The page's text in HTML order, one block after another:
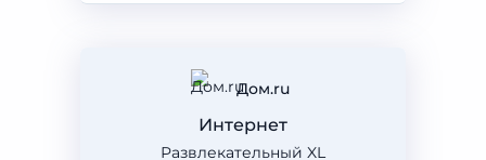
Дом.ru
Развлекательный XL
Интернет